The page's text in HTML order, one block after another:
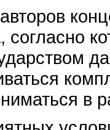
в